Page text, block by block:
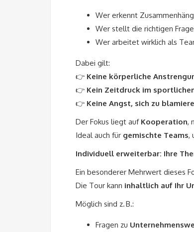
Wer erkennt
Wer stellt die richtigen
Wer arbeitet wirklich als
Dabei gilt:
👉 Keine körperliche
👉 Kein Zeitdruck im
👉 Keine Angst, sich zu
Der Fokus liegt auf Kooperation,
Ideal auch für gemischte Teams,
Individuell erweiterbar: Ihre
Ein besonderer Mehrwert dieses
Die Tour kann inhaltlich auf Ihr
Möglich sind z. B.:
Fragen zu